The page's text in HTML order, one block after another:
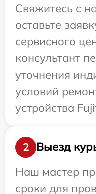
Свяжитесь с
оставьте
сервисного
консультант
уточнения
условий
устройства
2
Выезд
Наш мастер
сроки для